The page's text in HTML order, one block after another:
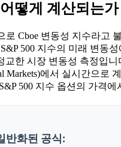
떻게 계산되는가
로 Cboe 변동성 지수라고
500 지수의 미래 변동
교한 시장 변동성 측정입니
Markets)에서 실시간으로
500 지수 옵션의 가격에
반화된 공식: